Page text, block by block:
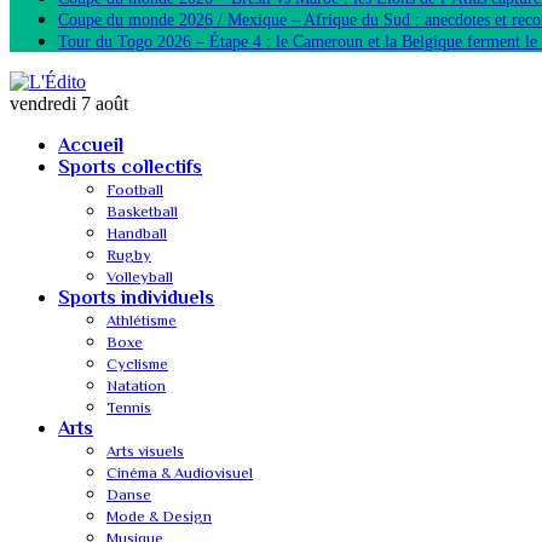
Coupe du monde 2026 / Mexique – Afrique du Sud : anecdotes et
Tour du Togo 2026 – Étape 4 : le Cameroun et la Belgique ferment
vendredi 7 août
Accueil
Sports collectifs
Football
Basketball
Handball
Rugby
Volleyball
Sports individuels
Athlétisme
Boxe
Cyclisme
Natation
Tennis
Arts
Arts visuels
Cinéma & Audiovisuel
Danse
Mode & Design
Musique